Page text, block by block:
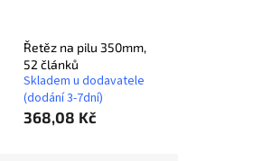
Řetěz na pilu 350mm,
52 článků
Skladem u dodavatele
(dodání 3-7dní)
368,08 Kč